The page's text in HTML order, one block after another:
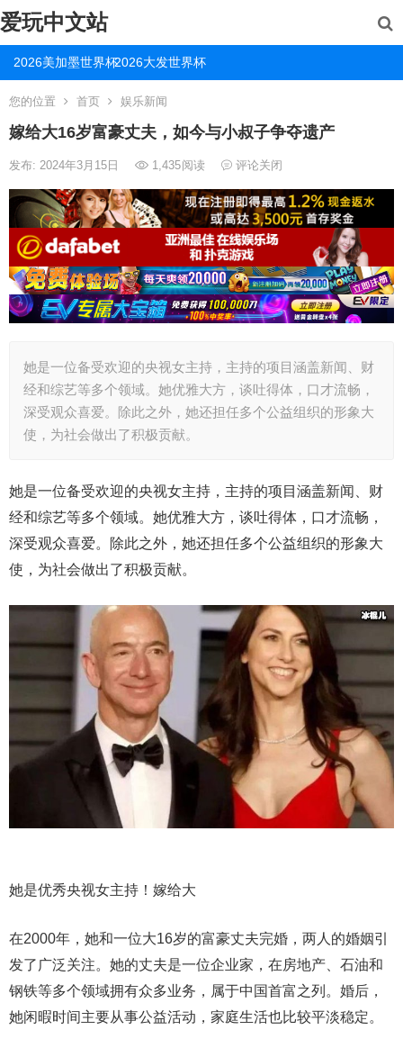
爱玩中文站
2026美加墨世界杯2026大发世界杯
您的位置 首页 娱乐新闻
嫁给大16岁富豪丈夫，如今与小叔子争夺遗产
发布: 2024年3月15日 1,435阅读 评论关闭
她是一位备受欢迎的央视女主持，主持的项目涵盖新闻、财
经和综艺等多个领域。她优雅大方，谈吐得体，口才流畅，
深受观众喜爱。除此之外，她还担任多个公益组织的形象大
使，为社会做出了积极贡献。
她是一位备受欢迎的央视女主持，主持的项目涵盖新闻、财
经和综艺等多个领域。她优雅大方，谈吐得体，口才流畅，
深受观众喜爱。除此之外，她还担任多个公益组织的形象大
使，为社会做出了积极贡献。
她是优秀央视女主持！嫁给大
在2000年，她和一位大16岁的富豪丈夫完婚，两人的婚姻引
发了广泛关注。她的丈夫是一位企业家，在房地产、石油和
钢铁等多个领域拥有众多业务，属于中国首富之列。婚后，
她闲暇时间主要从事公益活动，家庭生活也比较平淡稳定。